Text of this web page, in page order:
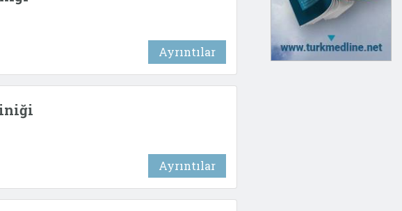
Ayrıntılar
Ayrıntılar